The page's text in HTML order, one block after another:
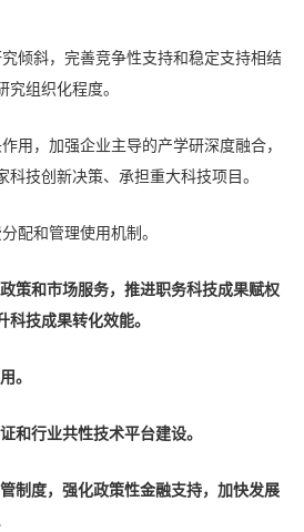
倾斜，完善竞争性支持和稳定支持相结
组织化程度。
用，加强企业主导的产学研深度融合，
科技创新决策、承担重大科技项目。
配和管理使用机制。
策和市场服务，推进职务科技成果赋权
技成果转化效能。
。
和行业共性技术平台建设。
制度，强化政策性金融支持，加快发展